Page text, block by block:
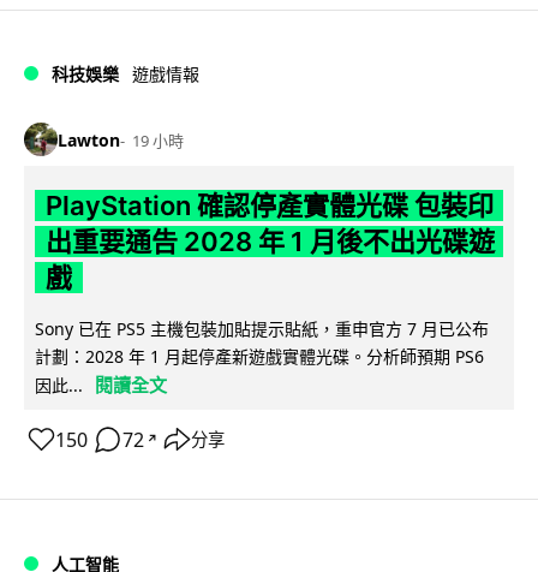
科技娛樂 遊戲情報
Lawton 19 小時
PlayStation 確認停產實體光碟 包裝印
出重要通告 2028 年 1 月後不出光碟遊
戲
Sony 已在 PS5 主機包裝加貼提示貼紙，重申官方 7 月已公布
計劃：2028 年 1 月起停產新遊戲實體光碟。分析師預期 PS6
因此...
閱讀全文
150 72 ↗ 分享
人工智能